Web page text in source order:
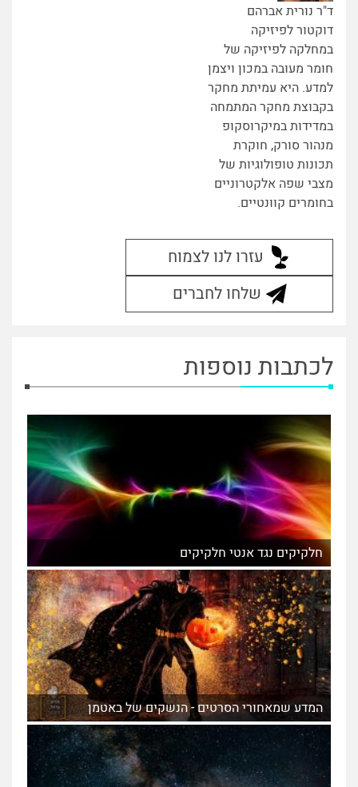
ד"ר נורית אברהם
דוקטור לפיזיקה
במחלקה לפיזיקה של
חומר מעובה במכון ויצמן
למדע. היא עמיתת מחקר
בקבוצת מחקר המתמחה
במדידות במיקרוסקופ
מנהור סורק, חוקרת
תכונות טופולוגיות של
מצבי שפה אלקטרוניים
בחומרים קוונטיים.
עזרו לנו לצמוח
שלחו לחברים
לכתבות נוספות
חלקיקים נגד אנטי חלקיקים
המדע שמאחורי הסרטים - הנשקים של באטמן